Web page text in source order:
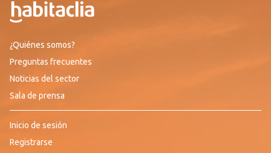
¿Quiénes somos?
Preguntas frecuentes
Noticias del sector
Sala de prensa
Inicio de sesión
Registrarse